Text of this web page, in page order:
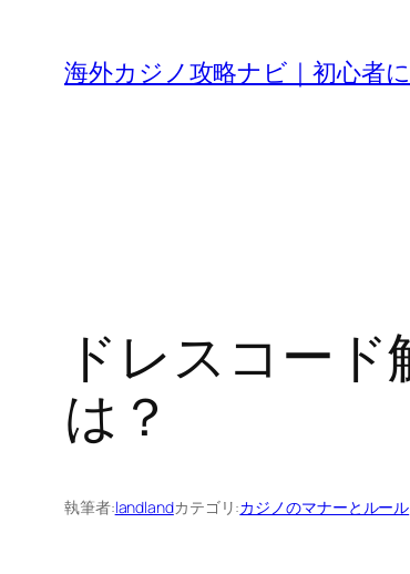
海外カジノ攻略ナビ｜初心者
ドレスコー
は？
執筆者:landlandカテゴリ:カジノのマナーとルール